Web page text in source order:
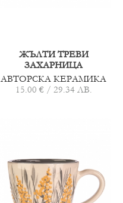
ЖЪЛТИ ТРЕВИ
ЗАХАРНИЦА
АВТОРСКА КЕРАМИКА
15.00 € / 29.34 ЛВ.